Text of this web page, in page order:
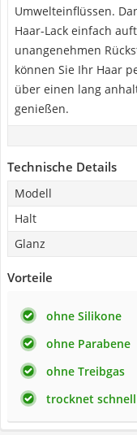
Umwelteinflüssen.
Haar-Lack einfach
unangenehmen
können Sie Ihr Haar
über einen lang
genießen.
Technische Details
Modell
Halt
Glanz
Vorteile
ohne Silikone
ohne Parabene
ohne Treibgas
trocknet schnell